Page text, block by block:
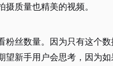
质量也精美的视频。
粉丝数量。因为只有这个
望新手用户会思考，因为如